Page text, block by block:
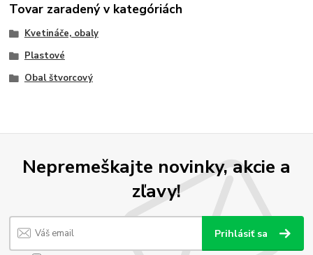
Tovar zaradený v kategóriách
Kvetináče, obaly
Plastové
Obal štvorcový
Nepremeškajte novinky, akcie a
zľavy!
Prihlásiť sa